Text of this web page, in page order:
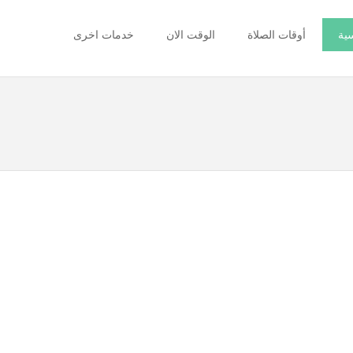
أوقات الصلاة الوقت الان خدمات اخرى